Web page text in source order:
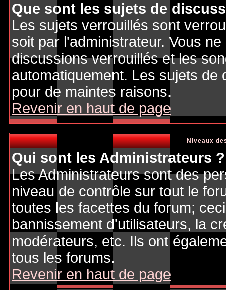
Que sont les sujets de
Les sujets verrouillés sont
soit par l'administrateur. Vous
discussions verrouillés et les
automatiquement. Les sujets
pour de maintes raisons.
Revenir en haut de page
Niveaux
Qui sont les Administrateurs ?
Les Administrateurs sont des
niveau de contrôle sur tout le
toutes les facettes du forum;
bannissement d'utilisateurs, la
modérateurs, etc. Ils ont
tous les forums.
Revenir en haut de page